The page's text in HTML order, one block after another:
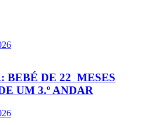
BEBÉ DE 22 MESES
UM 3.º ANDAR